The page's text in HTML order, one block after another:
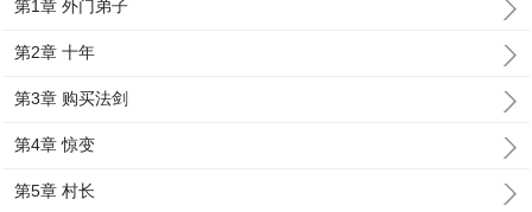
第1章 外门弟子
第2章 十年
第3章 购买法剑
第4章 惊变
第5章 村长